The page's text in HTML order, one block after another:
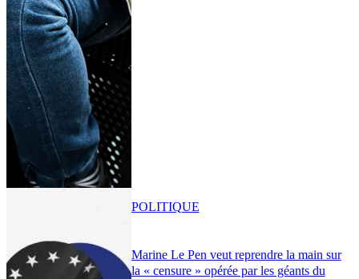
Marine Le Pen veut reprendre la main sur
la « censure » opérée par les géants du
POLITIQUE